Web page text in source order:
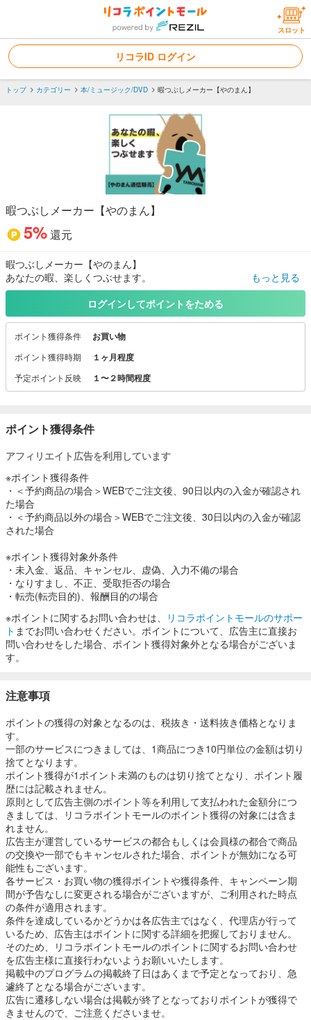
スロット
リコラID ログイン
トップ カテゴリー 本/ミュージック/DVD 暇つぶしメーカー【やのまん】
暇つぶしメーカー【やのまん】
5%還元
暇つぶしメーカー【やのまん】
あなたの暇、楽しくつぶせます。
ジグソーパズルの歴史は当社から始まった！多くの方の”ひま”を楽し
くつぶせるような商品がいっぱい！
もっと見る
ログインしてポイントをためる
ポイント獲得条件 お買い物
ポイント獲得時期 １ヶ月程度
予定ポイント反映 １〜２時間程度
ポイント獲得条件
アフィリエイト広告を利用しています
※ポイント獲得条件
・＜予約商品の場合＞WEBでご注文後、90日以内の入金が確認され
た場合
・＜予約商品以外の場合＞WEBでご注文後、30日以内の入金が確認
された場合
※ポイント獲得対象外条件
・未入金、返品、キャンセル、虚偽、入力不備の場合
・なりすまし、不正、受取拒否の場合
・転売(転売目的)、報酬目的の場合
※ポイントに関するお問い合わせは、
リコラポイントモールのサポー
ト までお問い合わせください。ポイントについて、広告主に直接お
問い合わせをした場合、ポイント獲得対象外となる場合がございま
す。
注意事項
ポイントの獲得の対象となるのは、税抜き・送料抜き価格となりま
す。
一部のサービスにつきましては、1商品につき10円単位の金額は切り
捨てとなります。
ポイント獲得が1ポイント未満のものは切り捨てとなり、ポイント履
歴には記載されません。
原則として広告主側のポイント等を利用して支払われた金額分につ
きましては、リコラポイントモールのポイント獲得の対象には含ま
れません。
広告主が運営しているサービスの都合もしくは会員様の都合で商品
の交換や一部でもキャンセルされた場合、ポイントが無効になる可
能性もございます。
各サービス・お買い物の獲得ポイントや獲得条件、キャンペーン期
間が予告なしに変更される場合がございますが、ご利用された時点
の条件が適用されます。
条件を達成しているかどうかは各広告主ではなく、代理店が行って
いるため、広告主はポイントに関する詳細を把握しておりません。
そのため、リコラポイントモールのポイントに関するお問い合わせ
を広告主様に直接行わないようお願いいたします。
掲載中のプログラムの掲載終了日はあくまで予定となっており、急
遽終了となる場合がございます。
広告に遷移しない場合は掲載が終了となっておりポイントが獲得で
きませんので、ご注意くださいませ。